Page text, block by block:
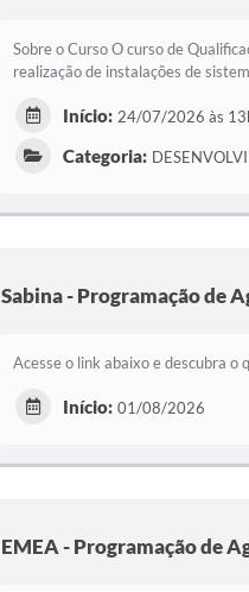
Sobre o Curso O curso de
realização de instalações de
Início: 24/07/2026 às
Categoria:
Sabina - Programação de
Acesse o link abaixo e descubra
Início: 01/08/2026
EMEA - Programação de